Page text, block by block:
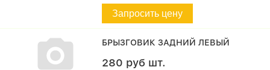
Запросить цену
БРЫЗГОВИК ЗАДНИЙ ЛЕВЫЙ
280 руб шт.